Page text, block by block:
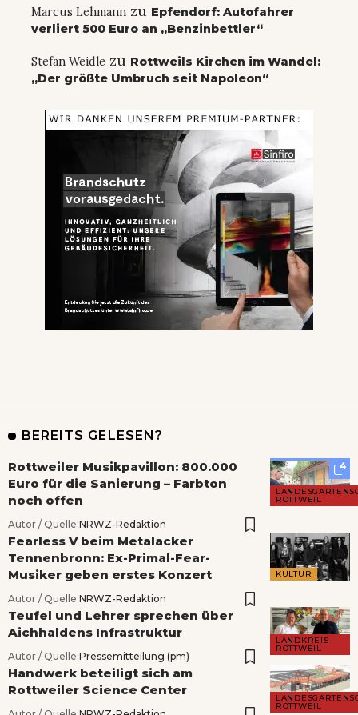
Marcus Lehmann zu Epfendorf: Autofahrer
verliert 500 Euro an „Benzinbettler“
Stefan Weidle zu Rottweils Kirchen im Wandel:
„Der größte Umbruch seit Napoleon“
BEREITS GELESEN?
4
ROTTWEIL
Rottweiler Musikpavillon: 800.000
Euro für die Sanierung – Farbton
noch offen
Autor / Quelle:NRWZ-Redaktion
KULTUR
Fearless V beim Metalacker
Tennenbronn: Ex-Primal-Fear-
Musiker geben erstes Konzert
Autor / Quelle:NRWZ-Redaktion
LANDKREIS
ROTTWEIL
Teufel und Lehrer sprechen über
Aichhaldens Infrastruktur
Autor / Quelle:Pressemitteilung (pm)
ROTTWEIL
Handwerk beteiligt sich am
Rottweiler Science Center